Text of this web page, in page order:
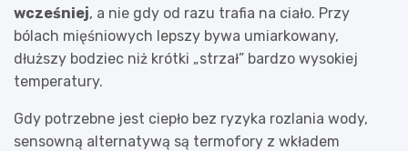
wcześniej, a nie gdy od razu trafia na ciało. Przy
bólach mięśniowych lepszy bywa umiarkowany,
dłuższy bodziec niż krótki „strzał” bardzo wysokiej
temperatury.
Gdy potrzebne jest ciepło bez ryzyka rozlania wody,
sensowną alternatywą są termofory z wkładem